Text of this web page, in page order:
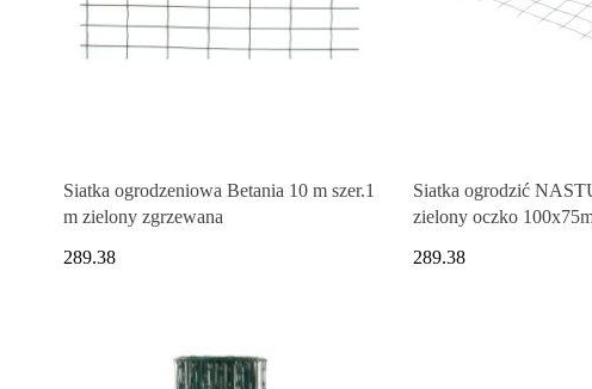
Siatka ogrodzeniowa Betania 10 m szer.1
m zielony zgrzewana
289.38
Siatka ogrodzić
zielony oczko
289.38